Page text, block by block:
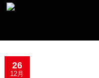
26
12月